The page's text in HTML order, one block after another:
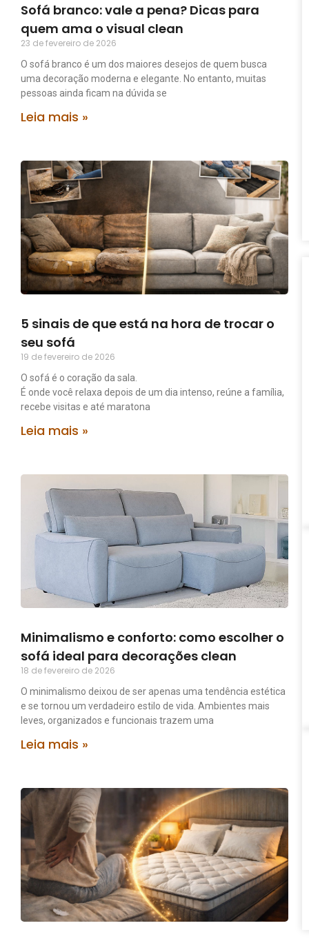
Sofá branco: vale a pena? Dicas para
quem ama o visual clean
23 de fevereiro de 2026
O sofá branco é um dos maiores desejos de quem busca
uma decoração moderna e elegante. No entanto, muitas
pessoas ainda ficam na dúvida se
Leia mais »
5 sinais de que está na hora de trocar o
seu sofá
19 de fevereiro de 2026
O sofá é o coração da sala.
É onde você relaxa depois de um dia intenso, reúne a família,
recebe visitas e até maratona
Leia mais »
Minimalismo e conforto: como escolher o
sofá ideal para decorações clean
18 de fevereiro de 2026
O minimalismo deixou de ser apenas uma tendência estética
e se tornou um verdadeiro estilo de vida. Ambientes mais
leves, organizados e funcionais trazem uma
Leia mais »